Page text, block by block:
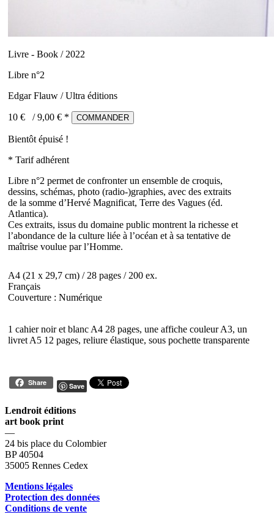
Livre - Book / 2022
Libre n°2
Edgar Flauw / Ultra éditions
10 € /9,00 € * COMMANDER
Bientôt épuisé !
* Tarif adhérent
Libre n°2 permet de confronter un ensemble de croquis,
dessins, schémas, photo (radio-)graphies, avec des extraits
de la somme d’Hervé Magnificat, Terre des Vagues (éd.
Atlantica).
Ces extraits, issus du domaine public montrent la richesse et
l’abondance de la culture liée à l’océan et à sa tentative de
maîtrise voulue par l’Homme.
A4 (21 x 29,7 cm) / 28 pages / 200 ex.
Français
Couverture : Numérique
1 cahier noir et blanc A4 28 pages, une affiche couleur A3, un
livret A5 12 pages, reliure élastique, sous pochette transparente
Share Save
Lendroit éditions
art book print
—
24 bis place du Colombier
BP 40504
35005 Rennes Cedex
Mentions légales
Protection des données
Conditions de vente